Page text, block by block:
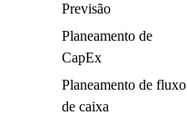
Previsão
Planeamento de
CapEx
Planeamento de fluxo
de caixa